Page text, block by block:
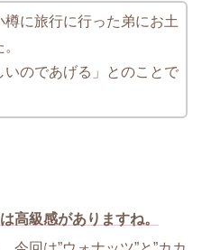
樽に旅行に行った弟にお土
いのであげる」とのことで
高級感がありますね。